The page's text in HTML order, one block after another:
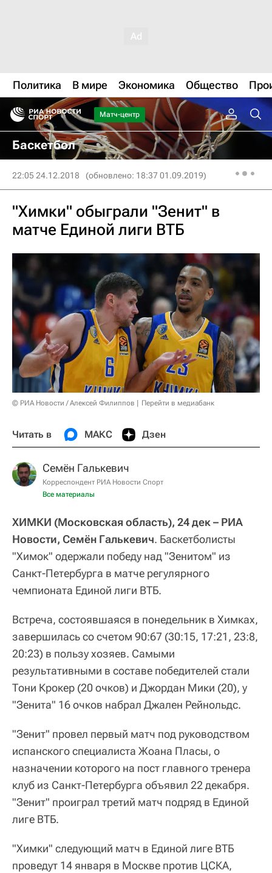
Политика В мире Экономика Общество
Матч-центр
Баскетбол
22:05 24.12.2018 (обновлено: 18:37 01.09.2019)
"Химки" обыграли "Зенит" в
матче Единой лиги ВТБ
© РИА Новости / Алексей Филиппов Перейти в медиабанк
Читать в МАКС Дзен
Семён Галькевич
Корреспондент РИА Новости Спорт
Все материалы
ХИМКИ (Московская область), 24 дек – РИА
Новости, Семён Галькевич. Баскетболисты
"Химок" одержали победу над "Зенитом" из
Санкт-Петербурга в матче регулярного
чемпионата Единой лиги ВТБ.
Встреча, состоявшаяся в понедельник в Химках,
завершилась со счетом 90:67 (30:15, 17:21, 23:8,
20:23) в пользу хозяев. Самыми
результативными в составе победителей стали
Тони Крокер (20 очков) и Джордан Мики (20), у
"Зенита" 16 очков набрал Джален Рейнольдс.
"Зенит" провел первый матч под руководством
испанского специалиста Жоана Пласы, о
назначении которого на пост главного тренера
клуб из Санкт-Петербурга объявил 22 декабря.
"Зенит" проиграл третий матч подряд в Единой
лиге ВТБ.
"Химки" следующий матч в Единой лиге ВТБ
проведут 14 января в Москве против ЦСКА,